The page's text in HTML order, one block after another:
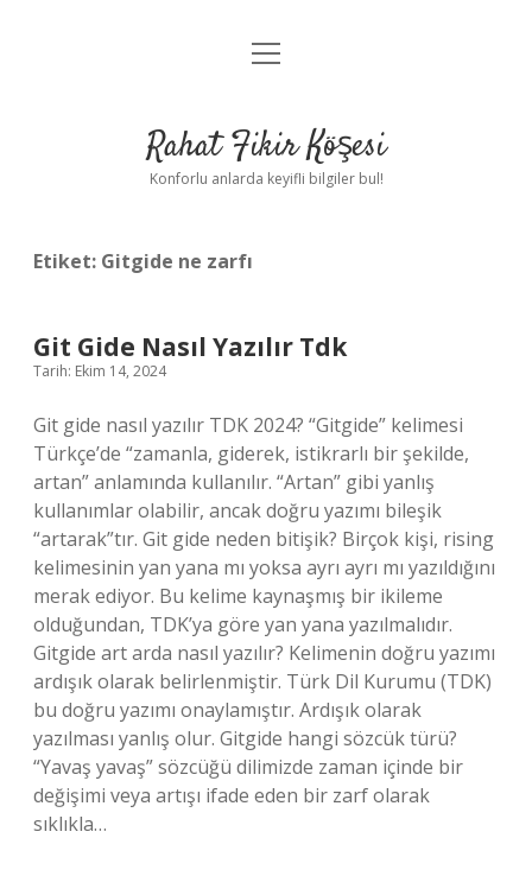
Anasayfa
Yasal Uyarı
menüyü
Rahat Fikir Köşesi
Konforlu anlarda keyifli bilgiler bul!
Etiket: Gitgide ne zarfı
Git Gide Nasıl Yazılır Tdk
Tarih: Ekim 14, 2024
Git gide nasıl yazılır TDK 2024? “Gitgide” kelimesi
Türkçe’de “zamanla, giderek, istikrarlı bir şekilde,
artan” anlamında kullanılır. “Artan” gibi yanlış
kullanımlar olabilir, ancak doğru yazımı bileşik
“artarak”tır. Git gide neden bitişik? Birçok kişi, rising
kelimesinin yan yana mı yoksa ayrı ayrı mı yazıldığını
merak ediyor. Bu kelime kaynaşmış bir ikileme
olduğundan, TDK’ya göre yan yana yazılmalıdır.
Gitgide art arda nasıl yazılır? Kelimenin doğru yazımı
ardışık olarak belirlenmiştir. Türk Dil Kurumu (TDK)
bu doğru yazımı onaylamıştır. Ardışık olarak
yazılması yanlış olur. Gitgide hangi sözcük türü?
“Yavaş yavaş” sözcüğü dilimizde zaman içinde bir
değişimi veya artışı ifade eden bir zarf olarak
sıklıkla…